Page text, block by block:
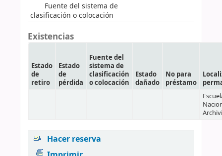
Fuente del sistema de
clasificación o colocación
Existencias
Estado
de
retiro
Estado
de
pérdida
Fuente del
sistema de
clasificación
o colocación
Estado
dañado
No para
préstamo
Hacer reserva